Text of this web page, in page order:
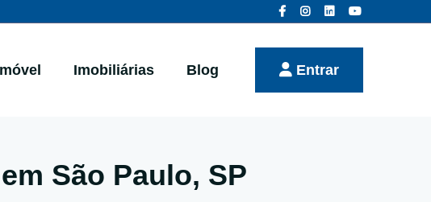
Imobiliárias Blog Entrar
São Paulo, SP